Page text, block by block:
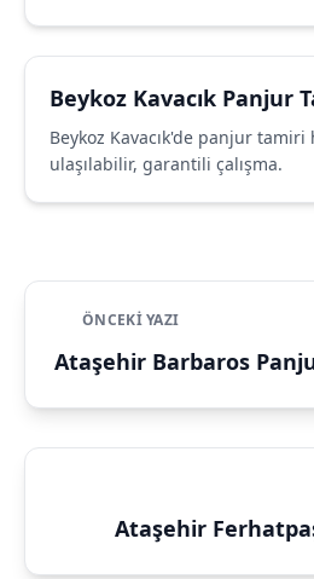
Beykoz Kavacık Panjur
Beykoz Kavacık'de panjur
ulaşılabilir, garantili çalışma.
ÖNCEKI YAZI
Ataşehir Barbaros
Ataşehir